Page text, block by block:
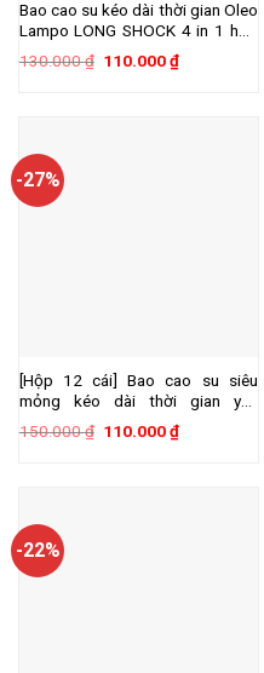
Bao cao su kéo dài thời gian Oleo
Lampo LONG SHOCK 4 in 1 hộp
130.000₫ Giá
110.000₫Giá
hiện
-27%
[Hộp 12 cái] Bao cao su siêu
mỏng kéo dài thời gian yêu
Power Men Type hộp 12 cái
150.000₫ Giá
110.000₫Giá
hiện
-22%